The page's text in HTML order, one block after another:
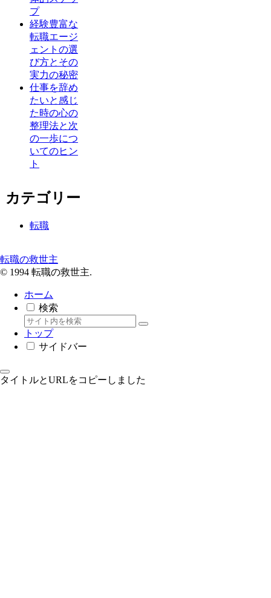
プ
経験豊富な
転職エージ
ェントの選
び方とその
実力の秘密
仕事を辞め
たいと感じ
た時の心の
整理法と次
の一歩につ
いてのヒン
ト
カテゴリー
転職
転職の救世主
© 1994 転職の救世主.
ホーム
検索
トップ
サイドバー
タイトルとURLをコピーしました